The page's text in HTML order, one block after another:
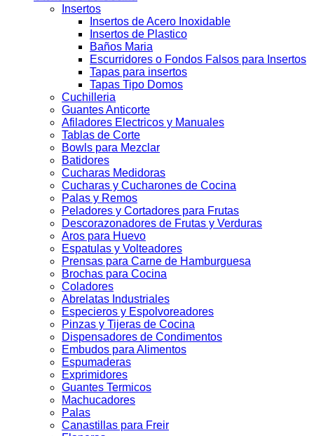
Insertos
Insertos de Acero Inoxidable
Insertos de Plastico
Baños Maria
Escurridores o Fondos Falsos para Insertos
Tapas para insertos
Tapas Tipo Domos
Cuchilleria
Guantes Anticorte
Afiladores Electricos y Manuales
Tablas de Corte
Bowls para Mezclar
Batidores
Cucharas Medidoras
Cucharas y Cucharones de Cocina
Palas y Remos
Peladores y Cortadores para Frutas
Descorazonadores de Frutas y Verduras
Aros para Huevo
Espatulas y Volteadores
Prensas para Carne de Hamburguesa
Brochas para Cocina
Coladores
Abrelatas Industriales
Especieros y Espolvoreadores
Pinzas y Tijeras de Cocina
Dispensadores de Condimentos
Embudos para Alimentos
Espumaderas
Exprimidores
Guantes Termicos
Machucadores
Palas
Canastillas para Freir